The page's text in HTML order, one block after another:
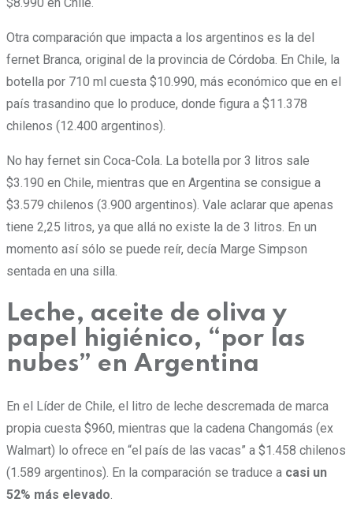
Otra comparación que impacta a los argentinos es la del
fernet Branca, original de la provincia de Córdoba. En Chile, la
botella por 710 ml cuesta $10.990, más económico que en el
país trasandino que lo produce, donde figura a $11.378
chilenos (12.400 argentinos).
No hay fernet sin Coca-Cola. La botella por 3 litros sale
$3.190 en Chile, mientras que en Argentina se consigue a
$3.579 chilenos (3.900 argentinos). Vale aclarar que apenas
tiene 2,25 litros, ya que allá no existe la de 3 litros. En un
momento así sólo se puede reír, decía Marge Simpson
sentada en una silla.
Leche, aceite de oliva y
papel higiénico, “por las
nubes” en Argentina
En el Líder de Chile, el litro de leche descremada de marca
propia cuesta $960, mientras que la cadena Changomás (ex
Walmart) lo ofrece en “el país de las vacas” a $1.458 chilenos
(1.589 argentinos). En la comparación se traduce a casi un
52% más elevado.